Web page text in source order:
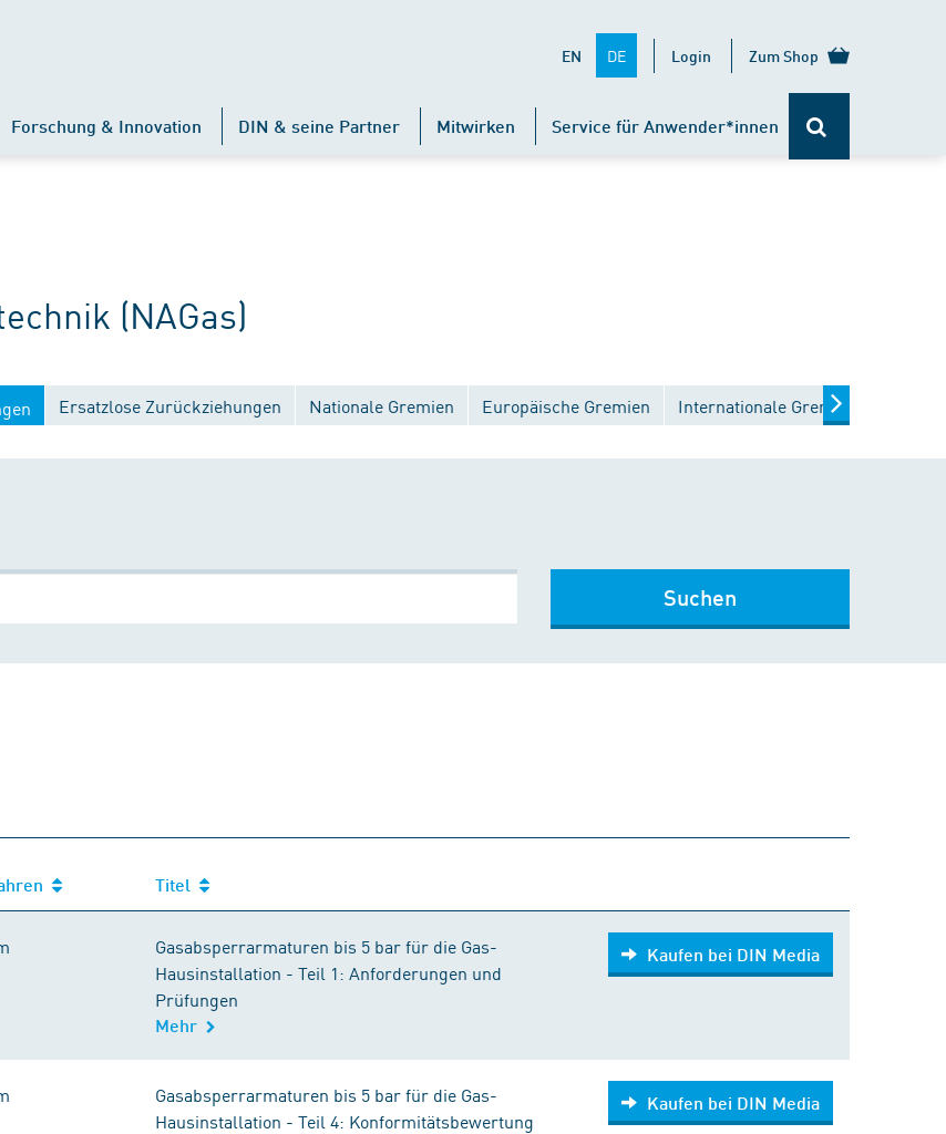
EN DE Login Zum Shop
Forschung & Innovation DIN & seine Partner Mitwirken Service für Anwender*innen
(NAGas)
Ersatzlose Zurückziehungen Nationale Gremien Europäische Gremien Internationale Gremien
Suchen
Gasabsperrarmaturen bis 5 bar für die Gas-
Hausinstallation - Teil 1: Anforderungen und
Prüfungen
Mehr
Kaufen bei DIN Media
Gasabsperrarmaturen bis 5 bar für die Gas-
Hausinstallation - Teil 4: Konformitätsbewertung
Kaufen bei DIN Media